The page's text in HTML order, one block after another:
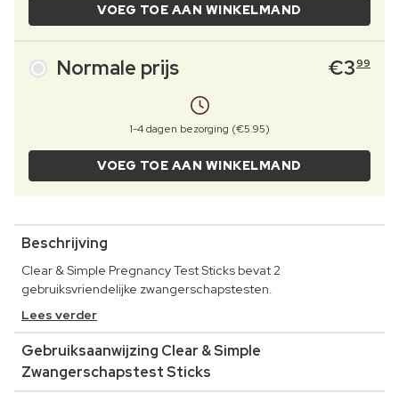
VOEG TOE AAN WINKELMAND
Normale prijs €399
1-4 dagen bezorging (€5.95)
VOEG TOE AAN WINKELMAND
Beschrijving
Clear & Simple Pregnancy Test Sticks bevat 2
gebruiksvriendelijke zwangerschapstesten.
Lees verder
Gebruiksaanwijzing Clear & Simple
Zwangerschapstest Sticks